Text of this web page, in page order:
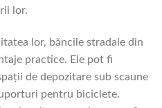
lor.
lor, băncile stradale din
practice. Ele pot fi
de depozitare sub scaune
pentru biciclete.